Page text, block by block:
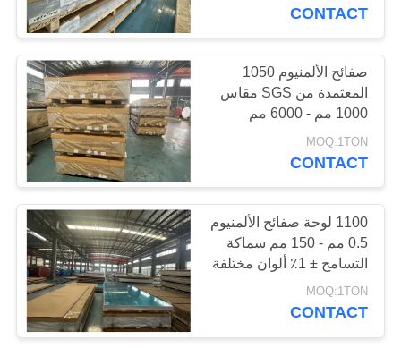
خريطة
الموقع
PRIVACY
POLICY
لفة لفائف الالومنيوم
لفة قطاع الألمنيوم
32
CONTACT
صفائح الألمنيوم 1050
المعتمدة من SGS مقاس
1000 مم - 6000 مم
MOQ:1TON
CONTACT
1100 لوحة صفائح الألمنيوم
0.5 مم - 150 مم سماكة
التسامح ± 1٪ ألوان مختلفة
MOQ:1TON
CONTACT